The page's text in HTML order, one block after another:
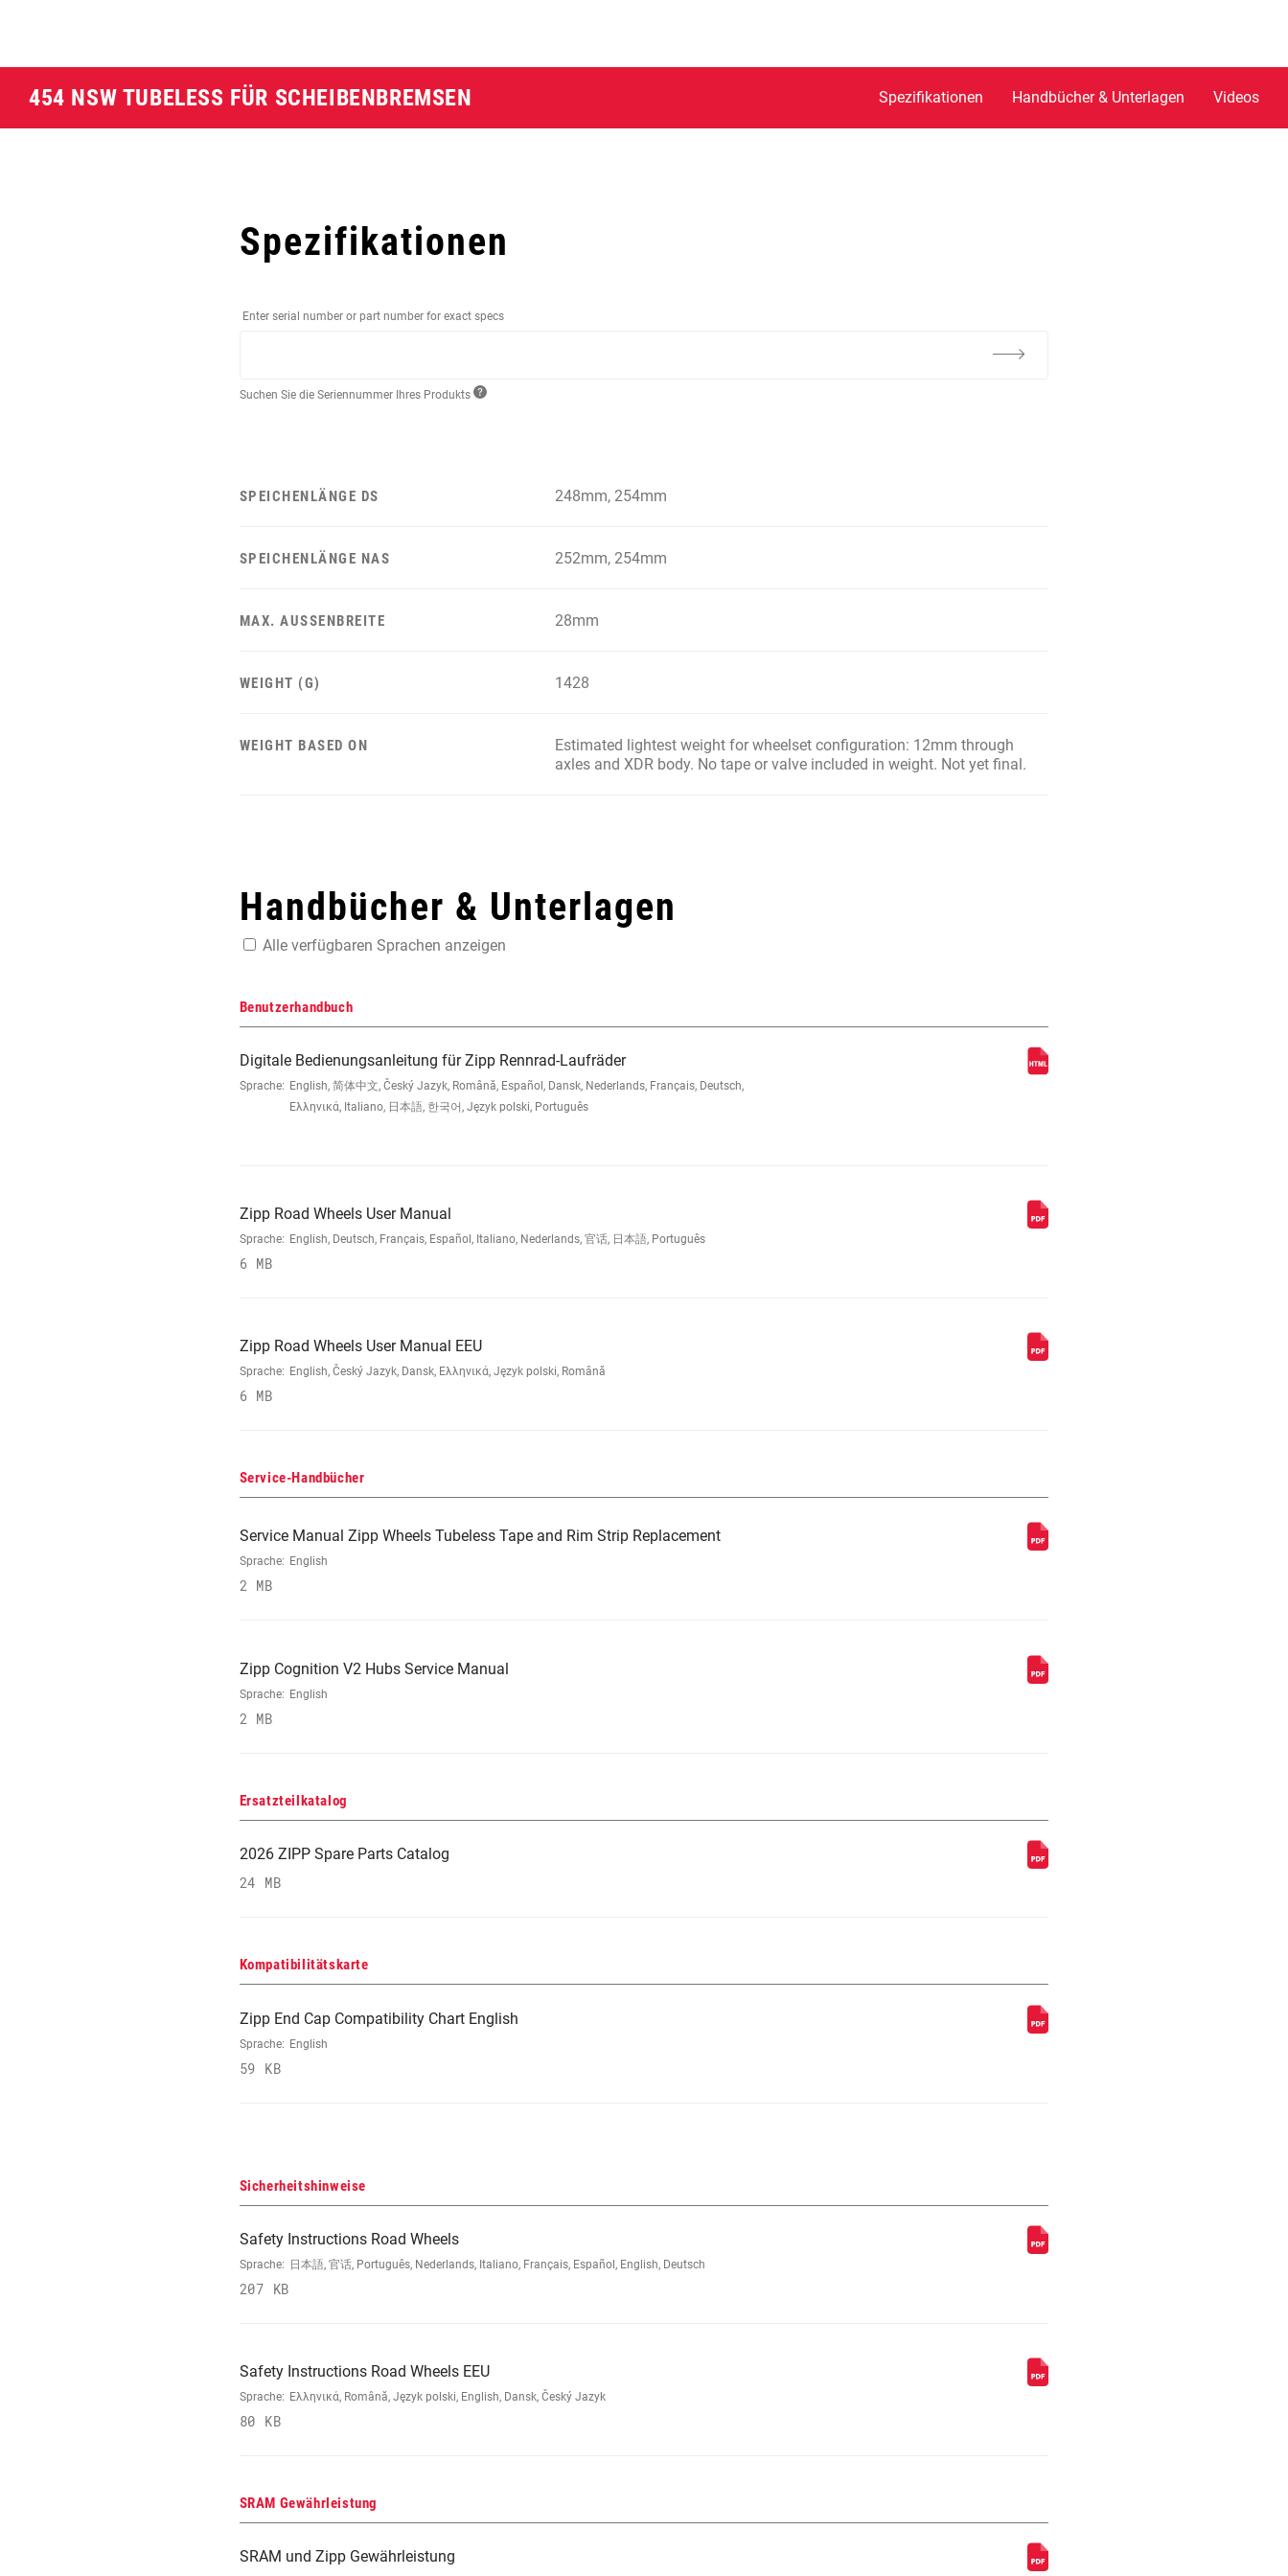
454 NSW TUBELESS FÜR SCHEIBENBREMSEN Spezifikationen Handbücher & Unterlagen Videos
Spezifikationen
Enter serial number or part number for exact specs
Suchen Sie die Seriennummer Ihres Produkts
SPEICHENLÄNGE DS 248mm, 254mm
SPEICHENLÄNGE NAS 252mm, 254mm
MAX. AUSSENBREITE 28mm
WEIGHT (G) 1428
WEIGHT BASED ON
Estimated lightest weight for wheelset configuration: 12mm through
axles and XDR body. No tape or valve included in weight. Not yet final.
Handbücher & Unterlagen
Alle verfügbaren Sprachen anzeigen
Benutzerhandbuch
Digitale Bedienungsanleitung für Zipp Rennrad-Laufräder
Sprache: English, 简体中文, Český Jazyk, Română, Español, Dansk, Nederlands, Français, Deutsch,
Ελληνικά, Italiano, 日本語, 한국어, Język polski, Português
Zipp Road Wheels User Manual
Sprache: English, Deutsch, Français, Español, Italiano, Nederlands, 官话, 日本語, Português
6 MB
Zipp Road Wheels User Manual EEU
Sprache: English, Český Jazyk, Dansk, Ελληνικά, Język polski, Română
6 MB
Service-Handbücher
Service Manual Zipp Wheels Tubeless Tape and Rim Strip Replacement
Sprache: English
2 MB
Zipp Cognition V2 Hubs Service Manual
Sprache: English
2 MB
Ersatzteilkatalog
2026 ZIPP Spare Parts Catalog
24 MB
Kompatibilitätskarte
Zipp End Cap Compatibility Chart English
Sprache: English
59 KB
Sicherheitshinweise
Safety Instructions Road Wheels
Sprache: 日本語, 官话, Português, Nederlands, Italiano, Français, Español, English, Deutsch
207 KB
Safety Instructions Road Wheels EEU
Sprache: Ελληνικά, Română, Język polski, English, Dansk, Český Jazyk
80 KB
SRAM Gewährleistung
SRAM und Zipp Gewährleistung